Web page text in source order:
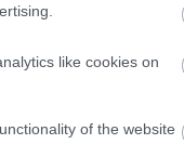
like cookies on
of the website